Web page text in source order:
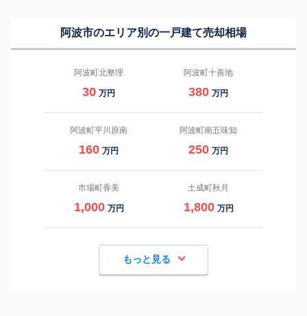
阿波市のエリア別の一戸建て売却相場
阿波町北整理
30 万円
阿波町十善地
380 万円
阿波町平川原南
160 万円
阿波町南五味知
250 万円
市場町香美
1,000 万円
土成町秋月
1,800 万円
もっと見る